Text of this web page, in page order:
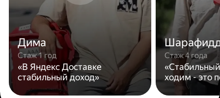
Дима
Стаж 1 год
«В Яндекс Доставке
стабильный доход»
Стаж 4 года
ходим - это